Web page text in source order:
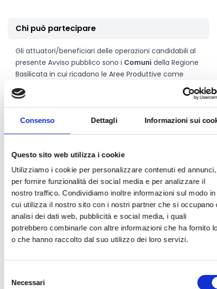
Consenso Dettagli Informazioni sui
Questo sito web utilizza i cookie
Utilizziamo i cookie per personalizzare contenuti ed annunci,
per fornire funzionalità dei social media e per analizzare il
nostro traffico. Condividiamo inoltre informazioni sul modo in
cui utilizza il nostro sito con i nostri partner che si occupano
analisi dei dati web, pubblicità e social media, i quali
potrebbero combinarle con altre informazioni che ha fornito
o che hanno raccolto dal suo utilizzo dei loro servizi.
delNecessari
Chi può partecipare
Gli attuatori/beneficiari delle operazioni candidabili al
presente Avviso pubblico sono i Comuni della Regione
Basilicata in cui ricadono le Aree Produttive come
individuate dai rispettivi piani urbanistici dei Comuni.
Entità del contributo
37.000.000 Euro.
Link e Documenti
Pagina web per formulari e documenti
Bando
Si consiglia di consultare regolarmente il sito web
ufficiale del bando per gli aggiornamenti e le